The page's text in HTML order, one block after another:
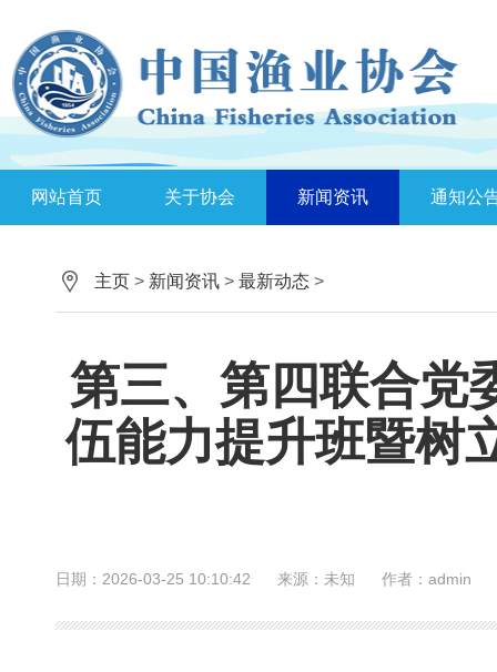
网站首页 关于协会 新闻资讯 通知公
主页 > 新闻资讯 > 最新动态 >
第三、第四联合党
伍能力提升班暨树
日期：2026-03-25 10:10:42 来源：未知 作者：admin